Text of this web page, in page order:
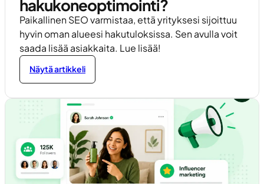
hakukoneoptimointi?
Paikallinen SEO varmistaa, että yrityksesi sijoittuu
hyvin oman alueesi hakutuloksissa. Sen avulla voit
saada lisää asiakkaita. Lue lisää!
Näytä artikkeli